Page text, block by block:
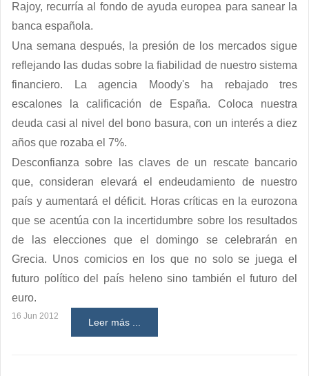
Rajoy, recurría al fondo de ayuda europea para sanear la
banca española.
Una semana después, la presión de los mercados sigue
reflejando las dudas sobre la fiabilidad de nuestro sistema
financiero. La agencia Moody's ha rebajado tres
escalones la calificación de España. Coloca nuestra
deuda casi al nivel del bono basura, con un interés a diez
años que rozaba el 7%.
Desconfianza sobre las claves de un rescate bancario
que, consideran elevará el endeudamiento de nuestro
país y aumentará el déficit. Horas críticas en la eurozona
que se acentúa con la incertidumbre sobre los resultados
de las elecciones que el domingo se celebrarán en
Grecia. Unos comicios en los que no solo se juega el
futuro político del país heleno sino también el futuro del
euro.
16 Jun 2012
Leer más ...